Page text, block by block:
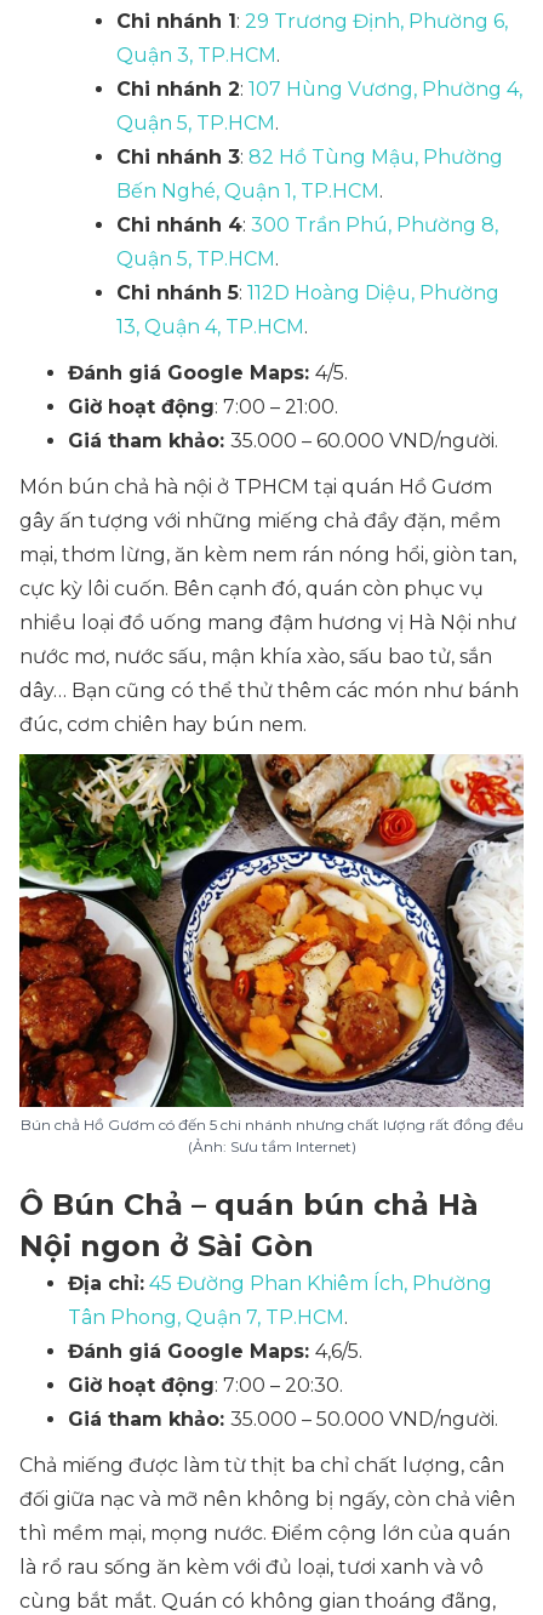
Chi nhánh 1: 29 Trương Định, Phường 6,
Quận 3, TP.HCM.
Chi nhánh 2: 107 Hùng Vương, Phường 4,
Quận 5, TP.HCM.
Chi nhánh 3: 82 Hồ Tùng Mậu, Phường
Bến Nghé, Quận 1, TP.HCM.
Chi nhánh 4: 300 Trần Phú, Phường 8,
Quận 5, TP.HCM.
Chi nhánh 5: 112D Hoàng Diệu, Phường
13, Quận 4, TP.HCM.
Đánh giá Google Maps: 4/5.
Giờ hoạt động: 7:00 – 21:00.
Giá tham khảo: 35.000 – 60.000 VND/người.
Món bún chả hà nội ở TPHCM tại quán Hồ Gươm
gây ấn tượng với những miếng chả đầy đặn, mềm
mại, thơm lừng, ăn kèm nem rán nóng hổi, giòn tan,
cực kỳ lôi cuốn. Bên cạnh đó, quán còn phục vụ
nhiều loại đồ uống mang đậm hương vị Hà Nội như
nước mơ, nước sấu, mận khía xào, sấu bao tử, sắn
dây… Bạn cũng có thể thử thêm các món như bánh
đúc, cơm chiên hay bún nem.
Bún chả Hồ Gươm có đến 5 chi nhánh nhưng chất lượng rất đồng đều
(Ảnh: Sưu tầm Internet)
Ô Bún Chả – quán bún chả Hà
Nội ngon ở Sài Gòn
Địa chỉ: 45 Đường Phan Khiêm Ích, Phường
Tân Phong, Quận 7, TP.HCM.
Đánh giá Google Maps: 4,6/5.
Giờ hoạt động: 7:00 – 20:30.
Giá tham khảo: 35.000 – 50.000 VND/người.
Chả miếng được làm từ thịt ba chỉ chất lượng, cân
đối giữa nạc và mỡ nên không bị ngấy, còn chả viên
thì mềm mại, mọng nước. Điểm cộng lớn của quán
là rổ rau sống ăn kèm với đủ loại, tươi xanh và vô
cùng bắt mắt. Quán có không gian thoáng đãng,